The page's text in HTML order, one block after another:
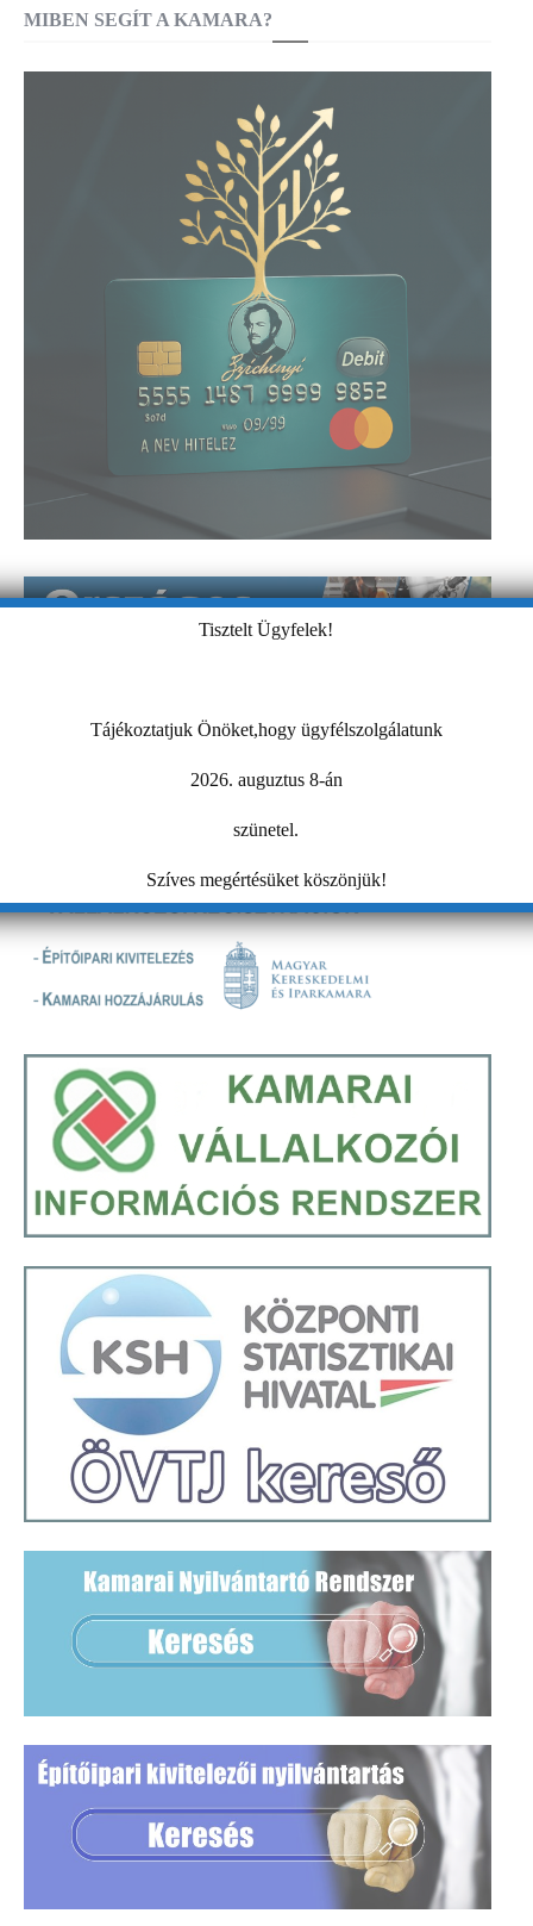
MIBEN SEGÍT A KAMARA?
Tisztelt Ügyfelek!
Tájékoztatjuk Önöket,hogy ügyfélszolgálatunk
2026. auguztus 8-án
szünetel.
Szíves megértésüket köszönjük!